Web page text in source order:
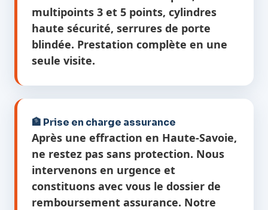
multipoints 3 et 5 points, cylindres
haute sécurité, serrures de porte
blindée. Prestation complète en une
seule visite.
🏦 Prise en charge assurance
Après une effraction en Haute-Savoie,
ne restez pas sans protection. Nous
intervenons en urgence et
constituons avec vous le dossier de
remboursement assurance. Notre